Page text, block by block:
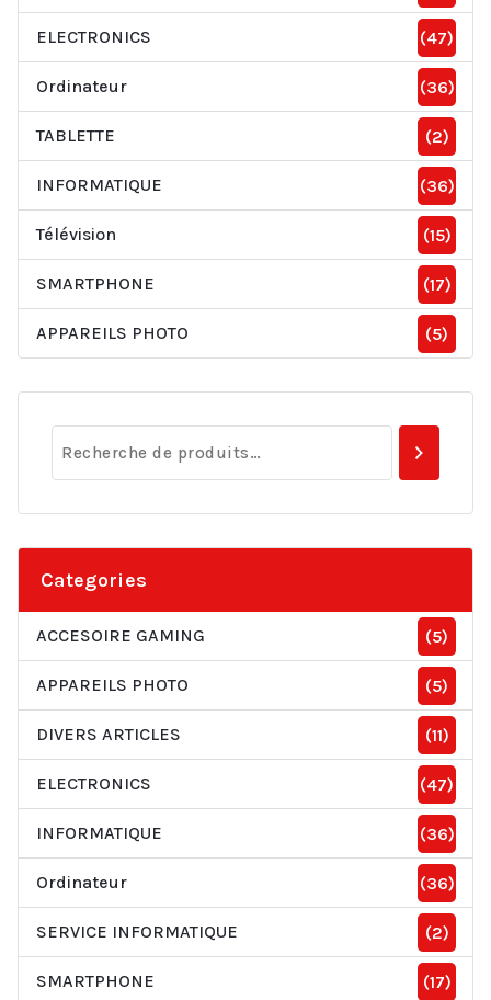
ELECTRONICS (47)
Ordinateur (36)
TABLETTE (2)
INFORMATIQUE (36)
Télévision (15)
SMARTPHONE (17)
APPAREILS PHOTO (5)
Categories
ACCESOIRE GAMING (5)
APPAREILS PHOTO (5)
DIVERS ARTICLES (11)
ELECTRONICS (47)
INFORMATIQUE (36)
Ordinateur (36)
SERVICE INFORMATIQUE (2)
SMARTPHONE (17)